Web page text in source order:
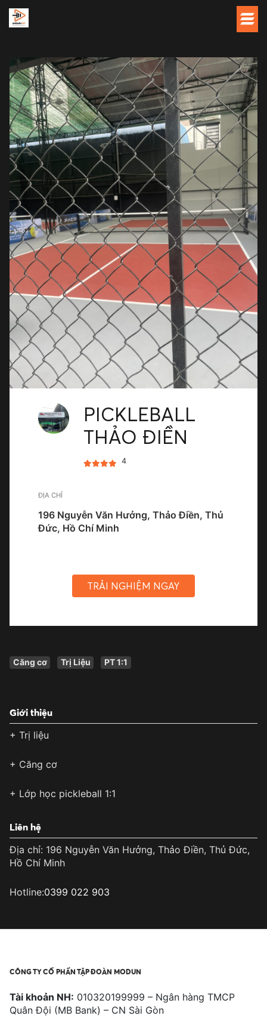
PICKLEBALL
THẢO ĐIỀN
4
ĐỊA CHỈ
196 Nguyễn Văn Hưởng, Thảo Điền, Thủ
Đức, Hồ Chí Minh
TRẢI NGHIỆM NGAY
Căng cơ Trị Liệu PT 1:1
Giới thiệu
+ Trị liệu
+ Căng cơ
+ Lớp học pickleball 1:1
Liên hệ
Địa chỉ: 196 Nguyễn Văn Hưởng, Thảo Điền, Thủ Đức,
Hồ Chí Minh
Hotline:0399 022 903
CÔNG TY CỔ PHẦN TẬP ĐOÀN MODUN
Tài khoản NH: 010320199999 – Ngân hàng TMCP
Quân Đội (MB Bank) – CN Sài Gòn